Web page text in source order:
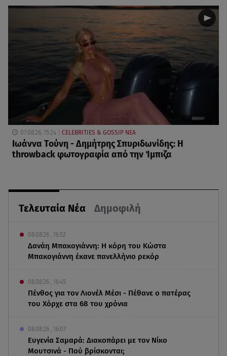
Τελευταία Νέα Δημοφιλή
08.08.26 , 16:52
Δανάη Μπακογιάννη: Η κόρη του Κώστα
Μπακογιάννη έκανε πανελλήνιο ρεκόρ
08.08.26 , 16:45
Πένθος για τον Λιονέλ Μέσι - Πέθανε ο πατέρας
του Χόρχε στα 68 του χρόνια
08.08.26 , 16:07
Ευγενία Σαμαρά: Διακοπάρει με τον Νίκο
Μουτσινά - Πού βρίσκονται;
07.08.26, 15:24 CELEBRITIES & GOSSIP ΝΕΑ
Ιωάννα Τούνη - Δημήτρης Σπυριδωνίδης: Η
throwback φωτογραφία από την Ίμπιζα